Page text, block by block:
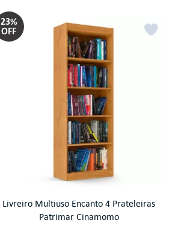
23%
OFF
Livreiro Multiuso Encanto 4 Prateleiras
Patrimar Cinamomo